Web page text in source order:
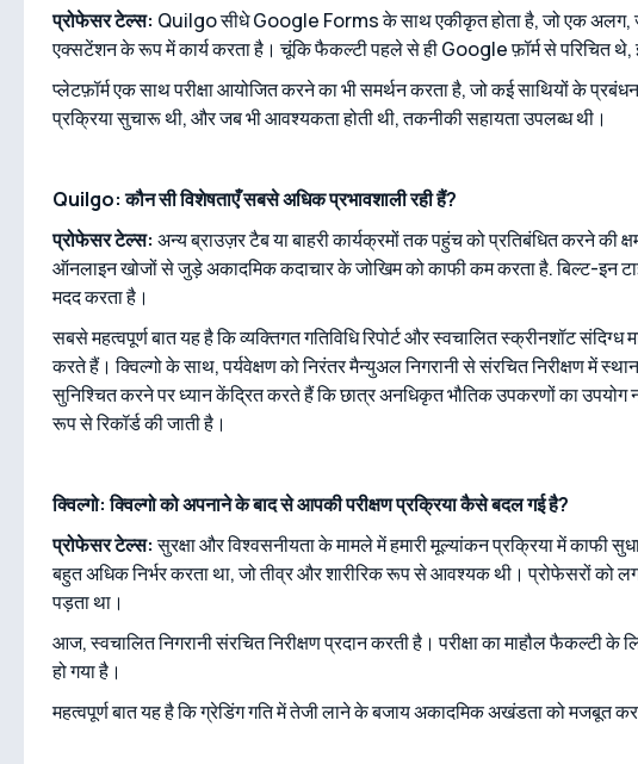
प्रोफेसर टेल्स: Quilgo सीधे Google Forms के साथ एकीकृत होता है, जो एक अलग,
एक्सटेंशन के रूप में कार्य करता है। चूंकि फैकल्टी पहले से ही Google फ़ॉर्म से परिचित
प्लेटफ़ॉर्म एक साथ परीक्षा आयोजित करने का भी समर्थन करता है, जो कई साथियों के
प्रक्रिया सुचारू थी, और जब भी आवश्यकता होती थी, तकनीकी सहायता उपलब्ध थी।
Quilgo: कौन सी विशेषताएँ सबसे अधिक प्रभावशाली रही हैं?
प्रोफेसर टेल्स: अन्य ब्राउज़र टैब या बाहरी कार्यक्रमों तक पहुंच को प्रतिबंधित करने की
ऑनलाइन खोजों से जुड़े अकादमिक कदाचार के जोखिम को काफी कम करता है. बिल्ट-इन
मदद करता है।
सबसे महत्वपूर्ण बात यह है कि व्यक्तिगत गतिविधि रिपोर्ट और स्वचालित स्क्रीनशॉट
करते हैं। क्विल्गो के साथ, पर्यवेक्षण को निरंतर मैन्युअल निगरानी से संरचित निरीक्षण में
सुनिश्चित करने पर ध्यान केंद्रित करते हैं कि छात्र अनधिकृत भौतिक उपकरणों का उपयोग
रूप से रिकॉर्ड की जाती है।
क्विल्गो: क्विल्गो को अपनाने के बाद से आपकी परीक्षण प्रक्रिया कैसे बदल गई है?
प्रोफेसर टेल्स:सुरक्षा और विश्वसनीयता के मामले में हमारी मूल्यांकन प्रक्रिया में काफी
बहुत अधिक निर्भर करता था, जो तीव्र और शारीरिक रूप से आवश्यक थी। प्रोफेसरों को
पड़ता था।
आज, स्वचालित निगरानी संरचित निरीक्षण प्रदान करती है। परीक्षा का माहौल फैकल्टी
हो गया है।
महत्वपूर्ण बात यह है कि ग्रेडिंग गति में तेजी लाने के बजाय अकादमिक अखंडता को मजबूत